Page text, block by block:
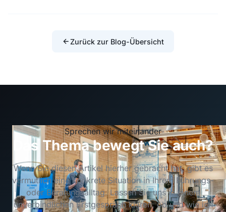
Zurück zur Blog-Übersicht
Sprechen wir miteinander
Das Thema bewegt Sie auch?
Wenn Sie diesen Artikel hierher gebracht hat, gibt es
vermutlich eine konkrete Situation in Ihrem Führungs-
oder Beratungsalltag. Lassen Sie uns in einem
unverbindlichen Erstgespräch klären, ob und wie ich